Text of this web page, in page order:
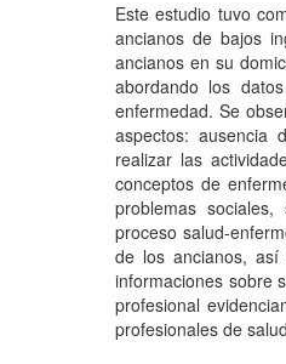
Este estudio tuvo
ancianos de bajos
ancianos en su
abordando los
enfermedad. Se
aspectos: ausencia
realizar las
conceptos de
problemas
proceso salud-
de los ancianos, así
informaciones sobre
profesional
profesionales de